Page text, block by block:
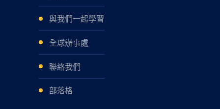
與我們一起學習
全球辦事處
聯絡我們
部落格